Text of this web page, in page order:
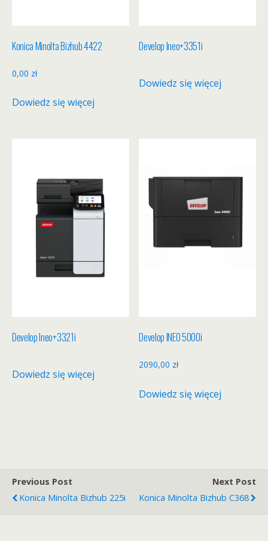
Konica Minolta Bizhub 4422
0,00 zł
Dowiedz się więcej
Develop Ineo+3351i
Dowiedz się więcej
Develop Ineo+3321i
Dowiedz się więcej
Develop INEO 5000i
2090,00 zł
Dowiedz się więcej
Previous Post
Konica Minolta Bizhub 225i
Next Post
Konica Minolta Bizhub C368